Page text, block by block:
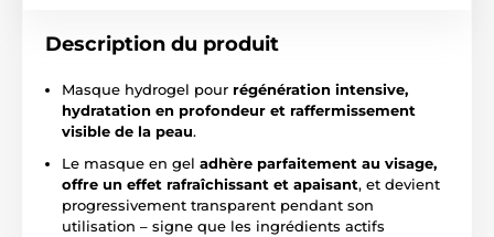
Description du produit
Masque hydrogel pour régénération intensive,
hydratation en profondeur et raffermissement
visible de la peau.
Le masque en gel adhère parfaitement au visage,
offre un effet rafraîchissant et apaisant, et devient
progressivement transparent pendant son
utilisation – signe que les ingrédients actifs